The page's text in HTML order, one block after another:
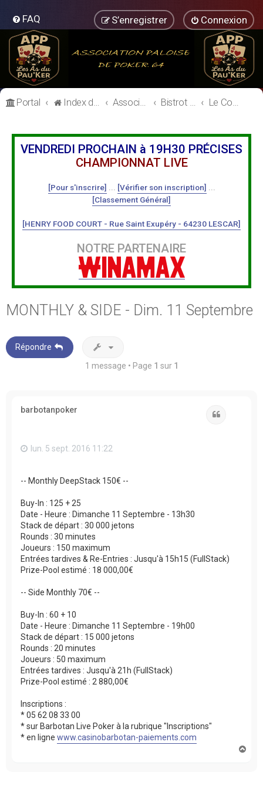
FAQ Connexion
S’enregistrer
Portal Index du forum Association Paloise de Poker Bistrot de l'Association Paloise de Poker Le Comptoir
VENDREDI PROCHAIN à 19H30 PRÉCISES
CHAMPIONNAT LIVE
[Pour s'inscrire] [Vérifier son inscription]
[Classement Général]
[HENRY FOOD COURT - Rue Saint Exupéry - 64230 LESCAR]
NOTRE PARTENAIRE
MONTHLY & SIDE - Dim. 11 Septembre
Répondre
1 message • Page 1 sur 1
barbotanpoker
lun. 5 sept. 2016 11:22
-- Monthly DeepStack 150€ --
Buy-In : 125 + 25
Date - Heure : Dimanche 11 Septembre - 13h30
Stack de départ : 30 000 jetons
Rounds : 30 minutes
Joueurs : 150 maximum
Entrées tardives & Re-Entries : Jusqu'à 15h15 (FullStack)
Prize-Pool estimé : 18 000,00€
-- Side Monthly 70€ --
Buy-In : 60 + 10
Date - Heure : Dimanche 11 Septembre - 19h00
Stack de départ : 15 000 jetons
Rounds : 20 minutes
Joueurs : 50 maximum
Entrées tardives : Jusqu'à 21h (FullStack)
Prize-Pool estimé : 2 880,00€
Inscriptions :
* 05 62 08 33 00
* sur Barbotan Live Poker à la rubrique "Inscriptions"
* en ligne www.casinobarbotan-paiements.com